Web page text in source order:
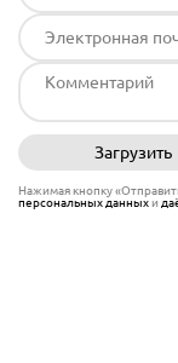
Загрузить
Нажимая кнопку
персональных данныхи